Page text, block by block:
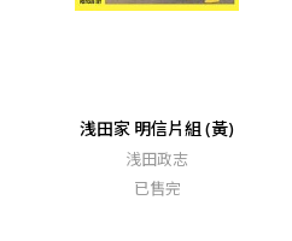
浅田家 明信片組 (黃)
浅田政志
已售完